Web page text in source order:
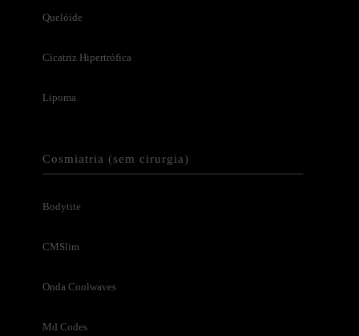
Quelóide
Cicatriz Hipertrófica
Lipoma
Cosmiatria (sem cirurgia)
Bodytite
CMSlim
Onda Coolwaves
Md Codes